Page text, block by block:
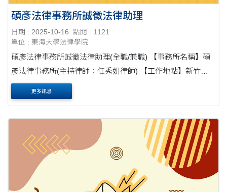
碩彥法律事務所誠徵法律助理
日期 : 2025-10-16
點閱 : 1121
單位 : 東海大學法律學院
碩彥法律事務所誠徵法律助理(全職/兼職) 【事務所名稱】碩
彥法律事務所(主持律師：任秀妍律師) 【工作地點】新竹市
東區光復路二段481號9樓 【工作型態】律師助理(無經驗可)
【工作內容】 1. 簡....
更多訊息